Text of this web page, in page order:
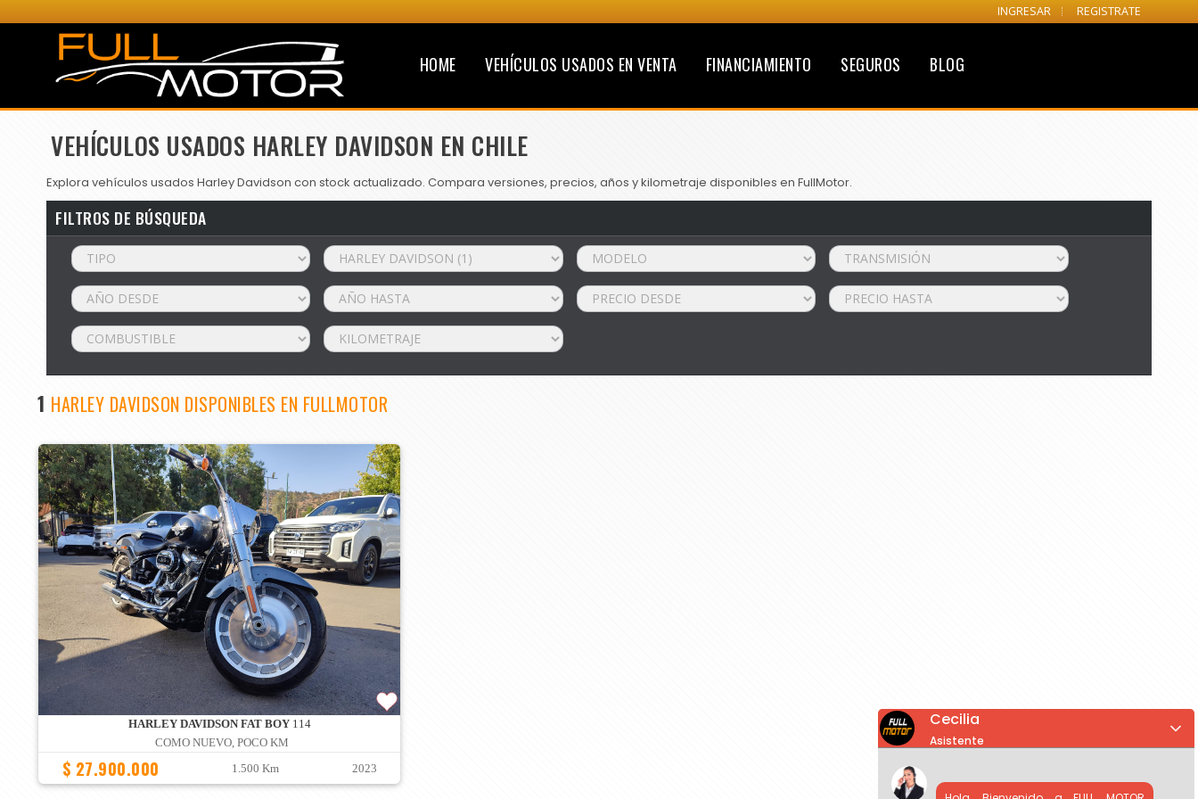
INGRESAR REGISTRATE
HOME VEHÍCULOS USADOS EN VENTA FINANCIAMIENTO SEGUROS BLOG
VEHÍCULOS USADOS HARLEY DAVIDSON EN CHILE
Explora vehículos usados Harley Davidson con stock actualizado. Compara versiones, precios, años y kilometraje disponibles en FullMotor.
FILTROS DE BÚSQUEDA
1 HARLEY DAVIDSON DISPONIBLES EN FULLMOTOR
HARLEY DAVIDSON FAT BOY114
COMO NUEVO, POCO KM
$ 27.900.000 1.500 Km 2023
Cecilia
Asistente